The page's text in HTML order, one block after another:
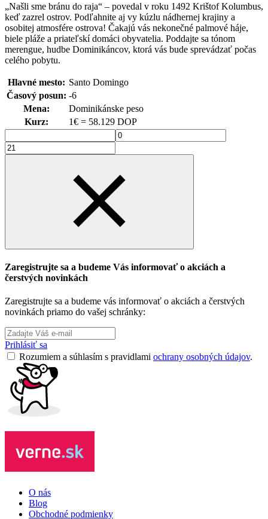
„Našli sme bránu do raja“ – povedal v roku 1492 Krištof Kolumbus,
keď zazrel ostrov. Podľahnite aj vy kúzlu nádhernej krajiny a
osobitej atmosfére ostrova! Čakajú vás nekonečné palmové háje,
biele pláže a priateľskí domáci obyvatelia. Poddajte sa tónom
merengue, hudbe Dominikáncov, ktorá vás bude sprevádzať počas
celého pobytu.
Hlavné mesto: Santo Domingo
Časový posun: -6
Mena:
Dominikánske peso
Kurz:
1€ = 58.129 DOP
Zaregistrujte sa a budeme Vás informovať o akciách a
čerstvých novinkách
Zaregistrujte sa a budeme vás informovať o akciách a čerstvých
novinkách priamo do vašej schránky:
Prihlásiť sa
Rozumiem a súhlasím s pravidlami ochrany osobných údajov.
O nás
Blog
Obchodné podmienky